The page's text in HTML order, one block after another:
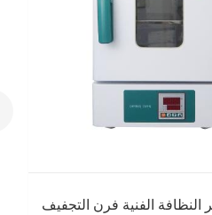
النظافة الفنية فرن التجفيف